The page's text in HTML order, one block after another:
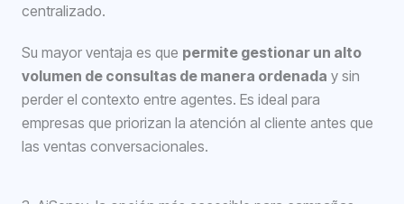
centralizado.
Su mayor ventaja es que permite gestionar un alto
volumen de consultas de manera ordenada y sin
perder el contexto entre agentes. Es ideal para
empresas que priorizan la atención al cliente antes que
las ventas conversacionales.